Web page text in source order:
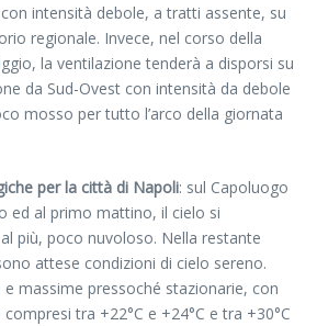
intensità debole, a tratti assente, su
regionale. Invece, nel corso della
la ventilazione tenderà a disporsi su
da Sud-Ovest con intensità da debole
mosso per tutto l’arco della giornata
per la città di Napoli: sul Capoluogo
ed al primo mattino, il cielo si
più, poco nuvoloso. Nella restante
attese condizioni di cielo sereno.
e massime pressoché stazionarie, con
tra +22°C e +24°C e tra +30°C